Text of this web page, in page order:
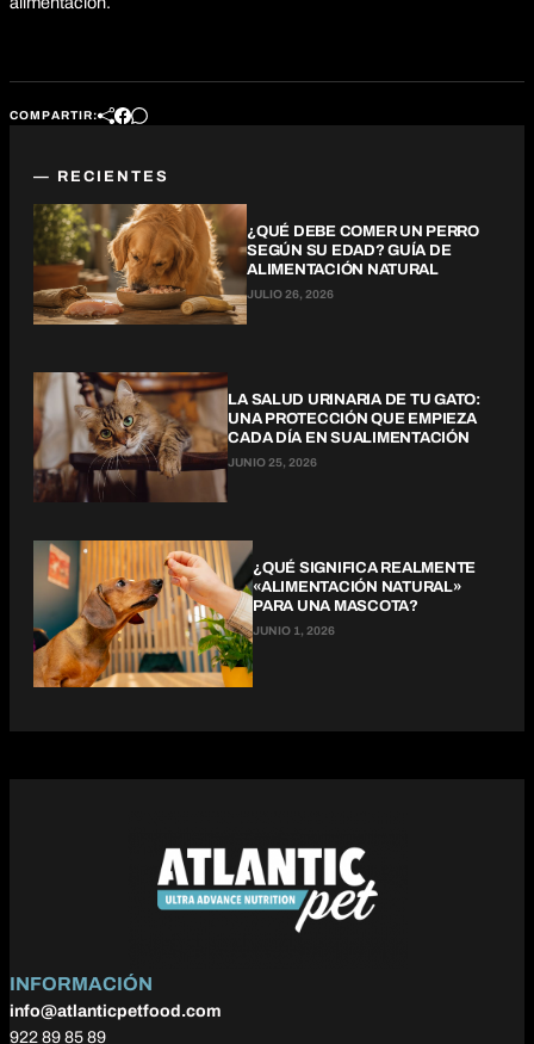
COMPARTIR:
— RECIENTES
¿QUÉ DEBE COMER UN PERRO
SEGÚN SU EDAD? GUÍA DE
ALIMENTACIÓN NATURAL
JULIO 26, 2026
LA SALUD URINARIA DE TU GATO:
UNA PROTECCIÓN QUE EMPIEZA
CADA DÍA EN SUALIMENTACIÓN
JUNIO 25, 2026
¿QUÉ SIGNIFICA REALMENTE
«ALIMENTACIÓN NATURAL»
PARA UNA MASCOTA?
JUNIO 1, 2026
INFORMACIÓN
info@atlanticpetfood.com
922 89 85 89